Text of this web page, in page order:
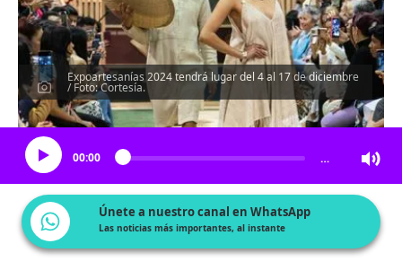
Expoartesanías 2024 tendrá lugar del 4 al 17 de diciembre
/ Foto: Cortesía.
Escucha el artículo
00:00 …
Únete a nuestro canal en WhatsApp
Las noticias más importantes, al instante